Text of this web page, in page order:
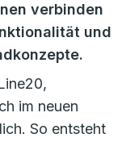
verbinden
und
im neuen
So entsteht